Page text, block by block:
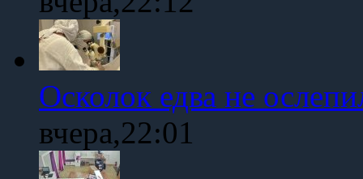
Осколок едва не
вчера,22:01